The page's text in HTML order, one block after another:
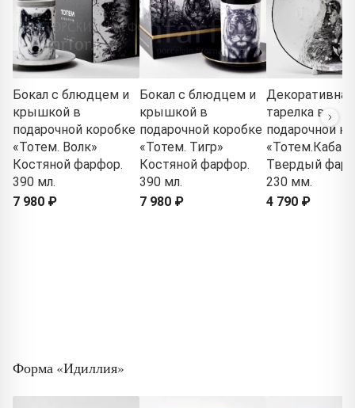
Бокал с блюдцем и
крышкой в
подарочной коробке
«Тотем. Волк»
Костяной фарфор.
390 мл.
7 980 ₽
Бокал с блюдцем и
крышкой в
подарочной коробке
«Тотем. Тигр»
Костяной фарфор.
390 мл.
7 980 ₽
Декоративная
тарелка в
подарочной
«Тотем.Кабан»
Твердый
230 мм.
4 790 ₽
Форма «Идиллия»